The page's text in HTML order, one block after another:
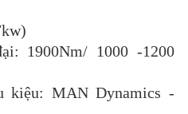
1900Nm/ 1000 -1200
kiệu: MAN Dynamics -